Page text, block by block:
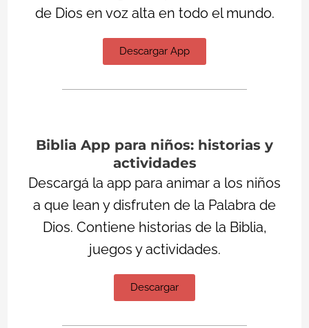
de Dios en voz alta en todo el mundo.
Descargar App
Biblia App para niños: historias y
actividades
Descargá la app para animar a los niños
a que lean y disfruten de la Palabra de
Dios. Contiene historias de la Biblia,
juegos y actividades.
Descargar